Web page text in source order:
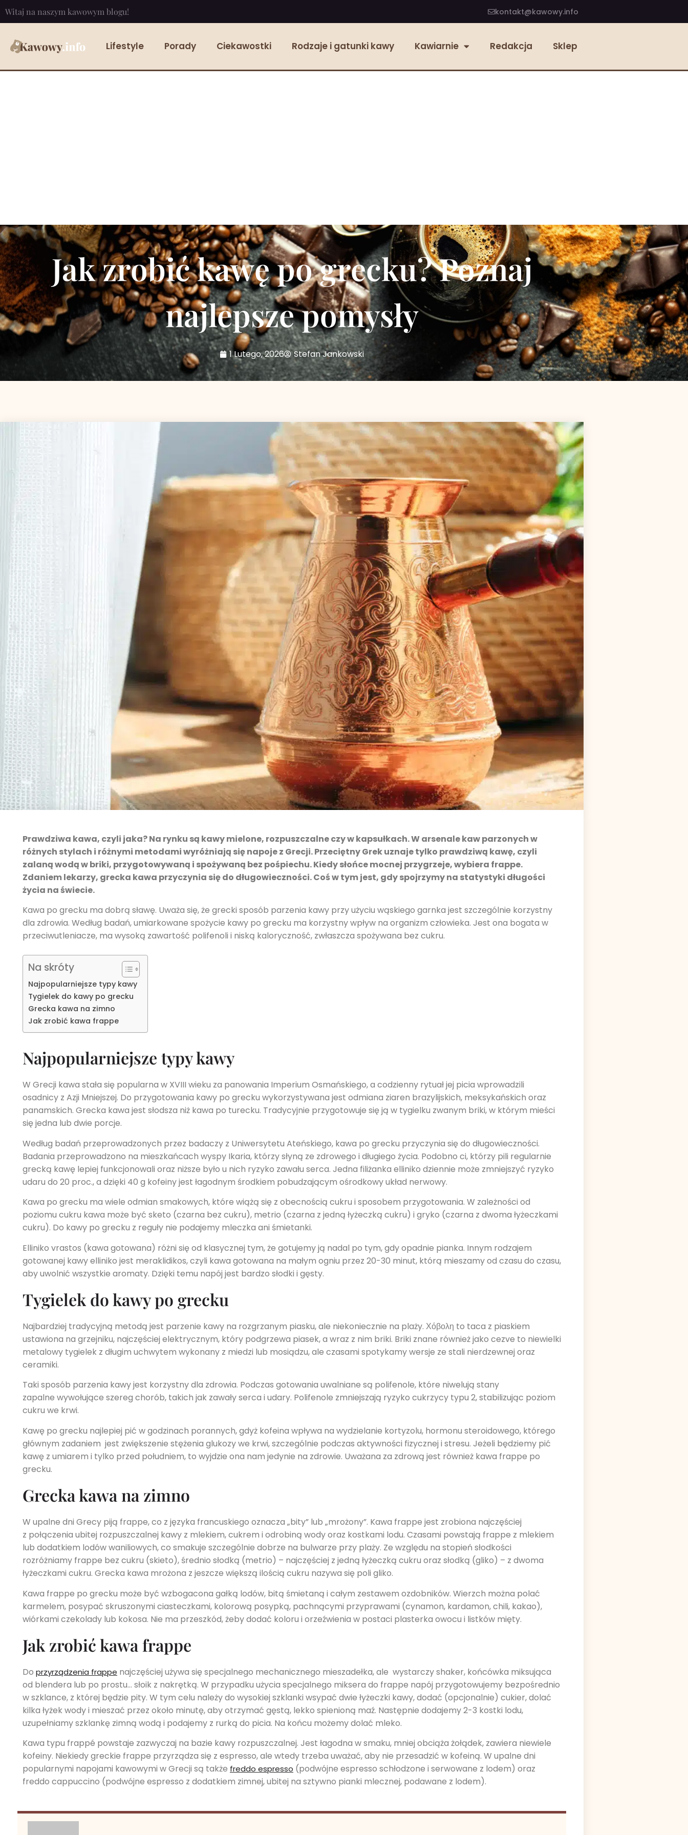
Witaj na naszym kawowym blogu! kontakt@kawowy.info
Lifestyle Porady Ciekawostki Rodzaje i gatunki kawy Kawiarnie Redakcja Sklep
Jak zrobić kawę po grecku? Poznaj
najlepsze pomysły
1 Lutego, 2026 Stefan Jankowski
Prawdziwa kawa, czyli jaka? Na rynku są kawy mielone, rozpuszczalne czy w kapsułkach. W arsenale kaw parzonych w
różnych stylach i różnymi metodami wyróżniają się napoje z Grecji. Przeciętny Grek uznaje tylko prawdziwą kawę, czyli
zalaną wodą w briki, przygotowywaną i spożywaną bez pośpiechu. Kiedy słońce mocnej przygrzeje, wybiera frappe.
Zdaniem lekarzy, grecka kawa przyczynia się do długowieczności. Coś w tym jest, gdy spojrzymy na statystyki długości
życia na świecie.
Kawa po grecku ma dobrą sławę. Uważa się, że grecki sposób parzenia kawy przy użyciu wąskiego garnka jest szczególnie korzystny
dla zdrowia. Według badań, umiarkowane spożycie kawy po grecku ma korzystny wpływ na organizm człowieka. Jest ona bogata w
przeciwutleniacze, ma wysoką zawartość polifenoli i niską kaloryczność, zwłaszcza spożywana bez cukru.
Na skróty
Najpopularniejsze typy kawy
Tygielek do kawy po grecku
Grecka kawa na zimno
Jak zrobić kawa frappe
Najpopularniejsze typy kawy
W Grecji kawa stała się popularna w XVIII wieku za panowania Imperium Osmańskiego, a codzienny rytuał jej picia wprowadzili
osadnicy z Azji Mniejszej. Do przygotowania kawy po grecku wykorzystywana jest odmiana ziaren brazylijskich, meksykańskich oraz
panamskich. Grecka kawa jest słodsza niż kawa po turecku. Tradycyjnie przygotowuje się ją w tygielku zwanym briki, w którym mieści
się jedna lub dwie porcje.
Według badań przeprowadzonych przez badaczy z Uniwersytetu Ateńskiego, kawa po grecku przyczynia się do długowieczności.
Badania przeprowadzono na mieszkańcach wyspy Ikaria, którzy słyną ze zdrowego i długiego życia. Podobno ci, którzy pili regularnie
grecką kawę lepiej funkcjonowali oraz niższe było u nich ryzyko zawału serca. Jedna filiżanka elliniko dziennie może zmniejszyć ryzyko
udaru do 20 proc., a dzięki 40 g kofeiny jest łagodnym środkiem pobudzającym ośrodkowy układ nerwowy.
Kawa po grecku ma wiele odmian smakowych, które wiążą się z obecnością cukru i sposobem przygotowania. W zależności od
poziomu cukru kawa może być sketo (czarna bez cukru), metrio (czarna z jedną łyżeczką cukru) i gryko (czarna z dwoma łyżeczkami
cukru). Do kawy po grecku z reguły nie podajemy mleczka ani śmietanki.
Elliniko vrastos (kawa gotowana) różni się od klasycznej tym, że gotujemy ją nadal po tym, gdy opadnie pianka. Innym rodzajem
gotowanej kawy elliniko jest meraklidikos, czyli kawa gotowana na małym ogniu przez 20-30 minut, którą mieszamy od czasu do czasu,
aby uwolnić wszystkie aromaty. Dzięki temu napój jest bardzo słodki i gęsty.
Tygielek do kawy po grecku
Najbardziej tradycyjną metodą jest parzenie kawy na rozgrzanym piasku, ale niekoniecznie na plaży. Χόβολη to taca z piaskiem
ustawiona na grzejniku, najczęściej elektrycznym, który podgrzewa piasek, a wraz z nim briki. Briki znane również jako cezve to niewielki
metalowy tygielek z długim uchwytem wykonany z miedzi lub mosiądzu, ale czasami spotykamy wersje ze stali nierdzewnej oraz
ceramiki.
Taki sposób parzenia kawy jest korzystny dla zdrowia. Podczas gotowania uwalniane są polifenole, które niwelują stany
zapalne wywołujące szereg chorób, takich jak zawały serca i udary. Polifenole zmniejszają ryzyko cukrzycy typu 2, stabilizując poziom
cukru we krwi.
Kawę po grecku najlepiej pić w godzinach porannych, gdyż kofeina wpływa na wydzielanie kortyzolu, hormonu steroidowego, którego
głównym zadaniem jest zwiększenie stężenia glukozy we krwi, szczególnie podczas aktywności fizycznej i stresu. Jeżeli będziemy pić
kawę z umiarem i tylko przed południem, to wyjdzie ona nam jedynie na zdrowie. Uważana za zdrową jest również kawa frappe po
grecku.
Grecka kawa na zimno
W upalne dni Grecy piją frappe, co z języka francuskiego oznacza „bity” lub „mrożony”. Kawa frappe jest zrobiona najczęściej
z połączenia ubitej rozpuszczalnej kawy z mlekiem, cukrem i odrobiną wody oraz kostkami lodu. Czasami powstają frappe z mlekiem
lub dodatkiem lodów waniliowych, co smakuje szczególnie dobrze na bulwarze przy plaży. Ze względu na stopień słodkości
rozróżniamy frappe bez cukru (skieto), średnio słodką (metrio) – najczęściej z jedną łyżeczką cukru oraz słodką (gliko) – z dwoma
łyżeczkami cukru. Grecka kawa mrożona z jeszcze większą ilością cukru nazywa się poli gliko.
Kawa frappe po grecku może być wzbogacona gałką lodów, bitą śmietaną i całym zestawem ozdobników. Wierzch można polać
karmelem, posypać skruszonymi ciasteczkami, kolorową posypką, pachnącymi przyprawami (cynamon, kardamon, chili, kakao),
wiórkami czekolady lub kokosa. Nie ma przeszkód, żeby dodać koloru i orzeźwienia w postaci plasterka owocu i listków mięty.
Jak zrobić kawa frappe
Do przyrządzenia frappe najczęściej używa się specjalnego mechanicznego mieszadełka, ale wystarczy shaker, końcówka miksująca
od blendera lub po prostu… słoik z nakrętką. W przypadku użycia specjalnego miksera do frappe napój przygotowujemy bezpośrednio
w szklance, z której będzie pity. W tym celu należy do wysokiej szklanki wsypać dwie łyżeczki kawy, dodać (opcjonalnie) cukier, dolać
kilka łyżek wody i mieszać przez około minutę, aby otrzymać gęstą, lekko spienioną maź. Następnie dodajemy 2-3 kostki lodu,
uzupełniamy szklankę zimną wodą i podajemy z rurką do picia. Na końcu możemy dolać mleko.
Kawa typu frappé powstaje zazwyczaj na bazie kawy rozpuszczalnej. Jest łagodna w smaku, mniej obciąża żołądek, zawiera niewiele
kofeiny. Niekiedy greckie frappe przyrządza się z espresso, ale wtedy trzeba uważać, aby nie przesadzić w kofeiną. W upalne dni
popularnymi napojami kawowymi w Grecji są także freddo espresso (podwójne espresso schłodzone i serwowane z lodem) oraz
freddo cappuccino (podwójne espresso z dodatkiem zimnej, ubitej na sztywno pianki mlecznej, podawane z lodem).